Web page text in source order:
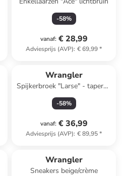
-58%
vanaf: € 28,99
Adviesprijs (AVP): € 69,99*
Wrangler
Spijkerbroek "Larse" - tapered
fit - donkerblauw
-58%
vanaf: € 36,99
Adviesprijs (AVP): € 89,95*
Wrangler
Sneakers beige/crème